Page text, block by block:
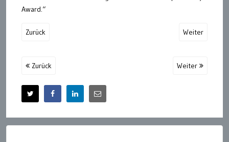
Award.“
Zurück Weiter
Zurück Weiter